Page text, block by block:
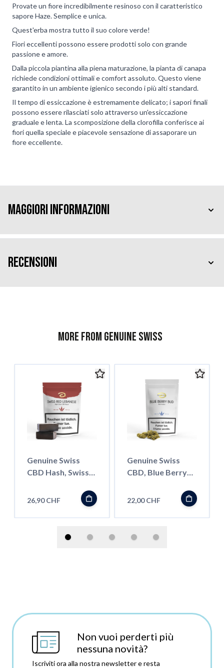
Provate un fiore incredibilmente resinoso con il caratteristico
sapore Haze. Semplice e unica.
Quest'erba mostra tutto il suo colore verde!
Fiori eccellenti possono essere prodotti solo con grande
passione e amore.
Dalla piccola piantina alla piena maturazione, la pianta di canapa
richiede condizioni ottimali e comfort assoluto. Questo viene
garantito in un ambiente igienico secondo i più alti standard.
Il tempo di essiccazione è estremamente delicato; i sapori finali
possono essere rilasciati solo attraverso un'essiccazione
graduale e lenta. La scomposizione della clorofilla conferisce ai
fiori quella speciale e piacevole sensazione di assaporare un
fiore eccellente.
Maggiori Informazioni
Recensioni
More from Genuine Swiss
Genuine Swiss
CBD Hash, Swiss
26,90 CHF
Genuine Swiss
CBD, Blue Berry
22,00 CHF
Non vuoi perderti più
nessuna novità?
Iscriviti ora alla nostra newsletter e resta